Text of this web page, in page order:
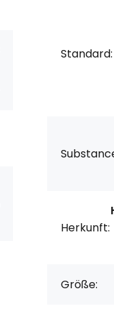
Standard:
Herkunft:
Größe: